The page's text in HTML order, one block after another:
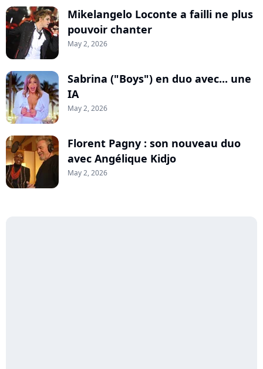
Mikelangelo Loconte a failli ne plus
pouvoir chanter
May 2, 2026
Sabrina ("Boys") en duo avec... une
IA
May 2, 2026
Florent Pagny : son nouveau duo
avec Angélique Kidjo
May 2, 2026